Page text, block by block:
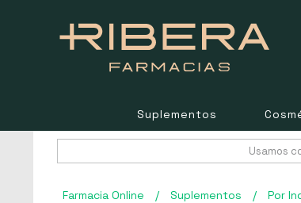
Suplementos
Usamos
Farmacia Online / Suplementos / Por